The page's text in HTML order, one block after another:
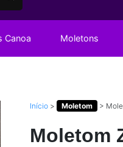
Canoa Moletons
Início > Moletom >
Moletom